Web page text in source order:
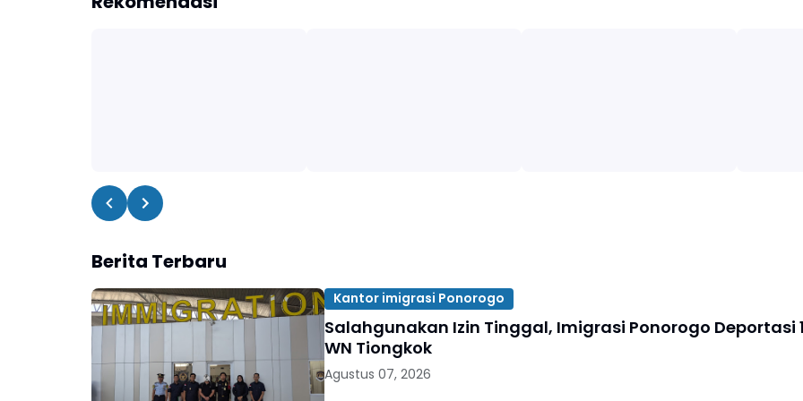
Berita Terbaru
Kantor imigrasi Ponorogo
Salahgunakan Izin Tinggal, Imigrasi Ponorogo Deportasi
WN Tiongkok
Agustus 07, 2026